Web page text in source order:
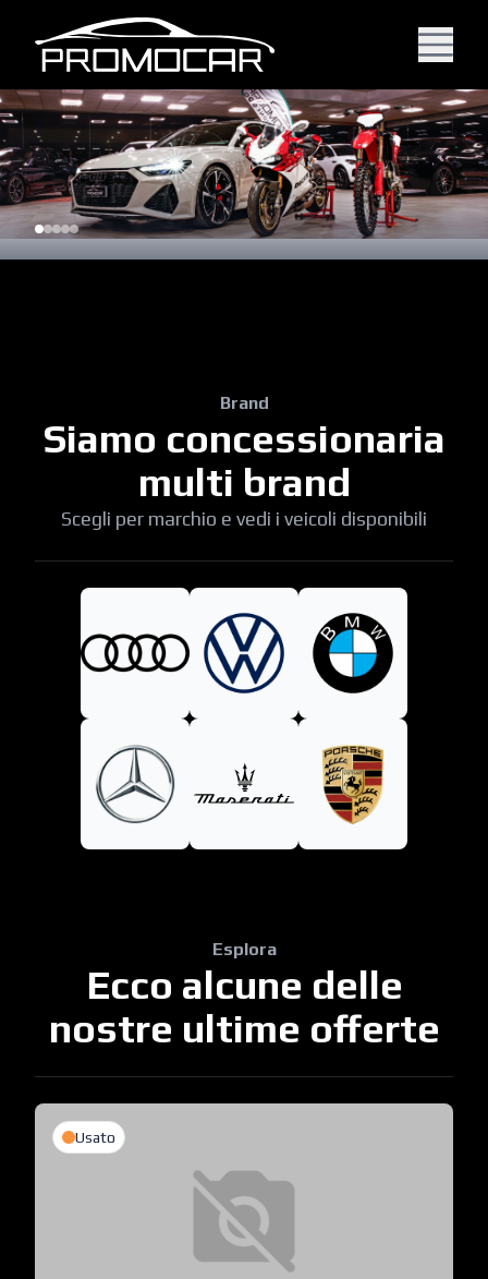
Brand
Siamo concessionaria
multi brand
Scegli per marchio e vedi i veicoli disponibili
Esplora
Ecco alcune delle
nostre ultime offerte
Usato